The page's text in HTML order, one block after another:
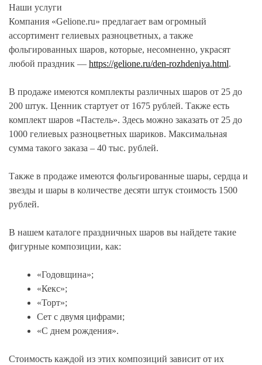
Наши услуги
Компания «Gelione.ru» предлагает вам огромный
ассортимент гелиевых разноцветных, а также
фольгированных шаров, которые, несомненно, украсят
любой праздник — https://gelione.ru/den-rozhdeniya.html.
В продаже имеются комплекты различных шаров от 25 до
200 штук. Ценник стартует от 1675 рублей. Также есть
комплект шаров «Пастель». Здесь можно заказать от 25 до
1000 гелиевых разноцветных шариков. Максимальная
сумма такого заказа – 40 тыс. рублей.
Также в продаже имеются фольгированные шары, сердца и
звезды и шары в количестве десяти штук стоимость 1500
рублей.
В нашем каталоге праздничных шаров вы найдете такие
фигурные композиции, как:
«Годовщина»;
«Кекс»;
«Торт»;
Сет с двумя цифрами;
«С днем рождения».
Стоимость каждой из этих композиций зависит от их